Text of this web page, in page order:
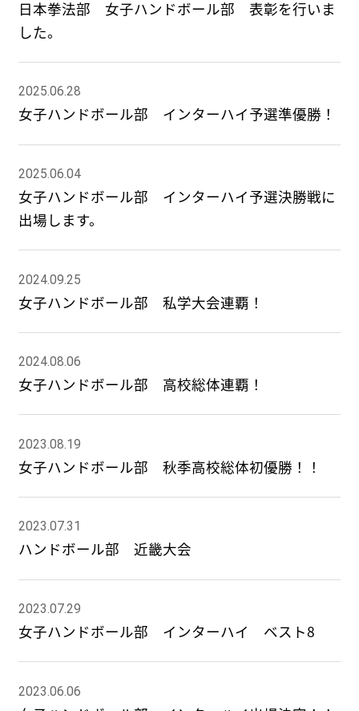
日本拳法部 女子ハンドボール部 表彰を行いま
した。
2025.06.28
女子ハンドボール部 インターハイ予選準優勝！
2025.06.04
女子ハンドボール部 インターハイ予選決勝戦に
出場します。
2024.09.25
女子ハンドボール部 私学大会連覇！
2024.08.06
女子ハンドボール部 高校総体連覇！
2023.08.19
女子ハンドボール部 秋季高校総体初優勝！！
2023.07.31
ハンドボール部 近畿大会
2023.07.29
女子ハンドボール部 インターハイ ベスト8
2023.06.06